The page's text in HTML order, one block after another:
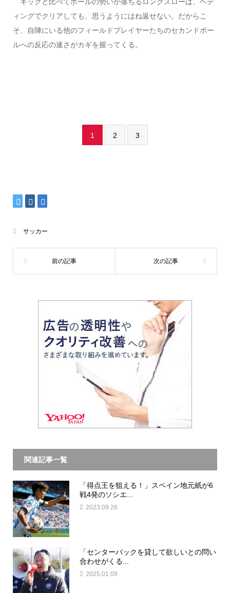
ィングでクリアしても、思うようにはね返せない。だからこ
そ、自陣にいる他のフィールドプレイヤーたちのセカンドボー
ルへの反応の速さがカギを握ってくる。
1 2 3
サッカー
関連記事一覧
「得点王を狙える！」スペイン地元紙が6
戦4発のソシエ...
2023.09.26
「センターバックを貸して欲しいとの問い
合わせがくる...
2025.01.09